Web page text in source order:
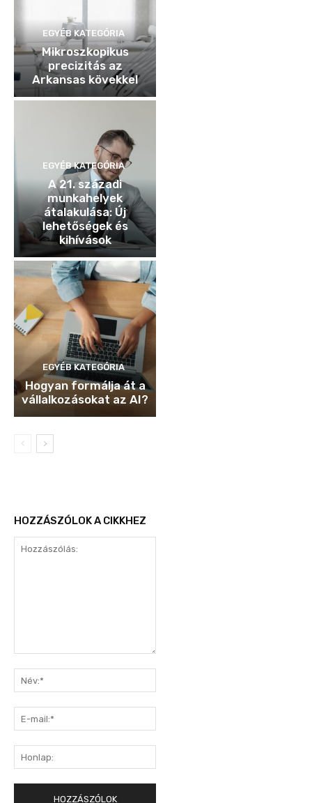
EGYÉB KATEGÓRIA
Mikroszkopikus
precizitás az
Arkansas kövekkel
EGYÉB KATEGÓRIA
A 21. századi
munkahelyek
átalakulása: Új
lehetőségek és
kihívások
EGYÉB KATEGÓRIA
Hogyan formálja át a
vállalkozásokat az AI?
HOZZÁSZÓLOK A CIKKHEZ
mail:*